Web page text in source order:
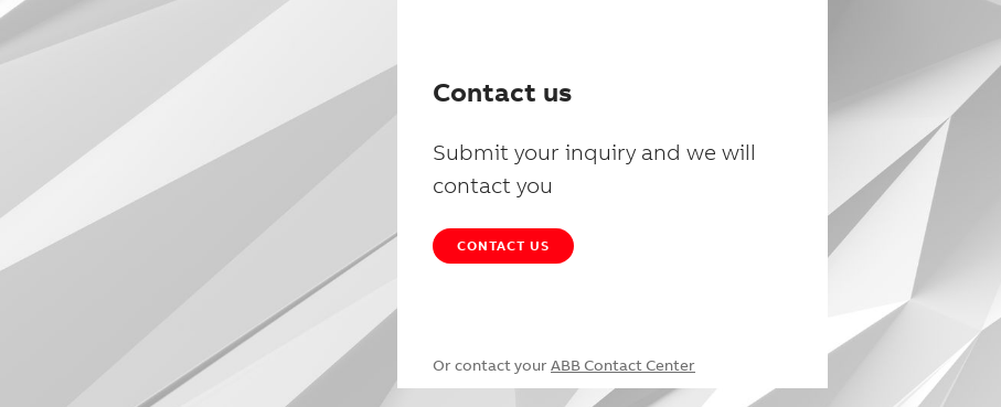
Contact us
Submit your inquiry and we will
contact you
CONTACT US
Or contact your ABB Contact Center